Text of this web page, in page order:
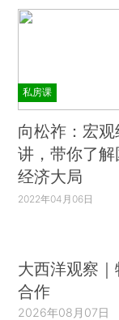
私房课
向松祚：宏
讲，带你了
经济大局
2022年04月06日
大西洋观察
合作
2026年08月07日